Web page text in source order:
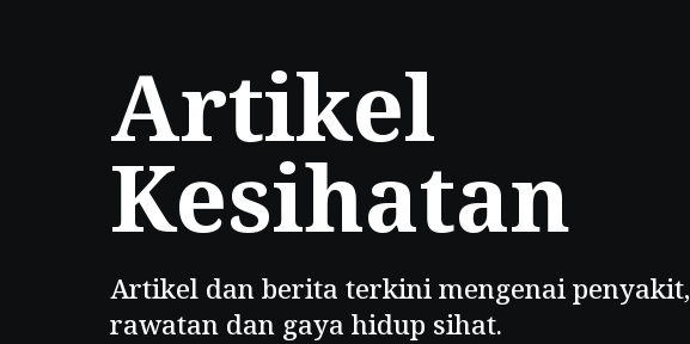
Artikel
Kesihatan
Artikel dan berita terkini mengenai penyakit,
rawatan dan gaya hidup sihat.